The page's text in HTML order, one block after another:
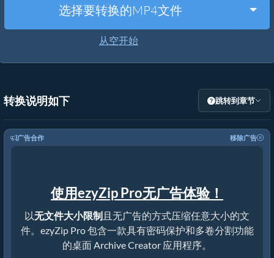
其他工具
选择要转换的MP4文件
从空开始
转换说明如下 跳转到章节
广告合作 移除广告
使用ezyZip Pro无广告体验！
以无文件大小限制且无广告的方式压缩任意大小的文
件。ezyZip Pro 包含一款具有密码保护和多卷分割功能
的桌面 Archive Creator 应用程序。